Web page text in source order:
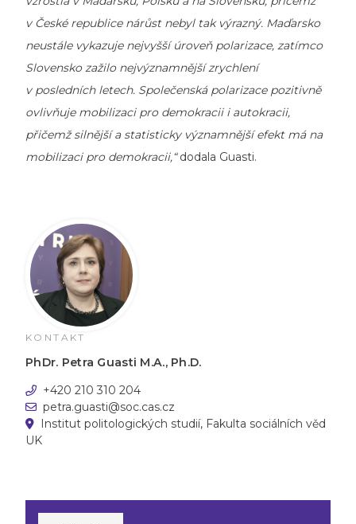
v České republice nárůst nebyl tak výrazný. Maďarsko
neustále vykazuje nejvyšší úroveň polarizace, zatímco
Slovensko zažilo nejvýznamnější zrychlení
v posledních letech. Společenská polarizace pozitivně
ovlivňuje mobilizaci pro demokracii i autokracii,
přičemž silnější a statisticky významnější efekt má na
mobilizaci pro demokracii,“dodala Guasti.
KONTAKT
PhDr. Petra Guasti M.A., Ph.D.
+420 210 310 204
petra.guasti@soc.cas.cz
Institut politologických studií, Fakulta sociálních věd
UK